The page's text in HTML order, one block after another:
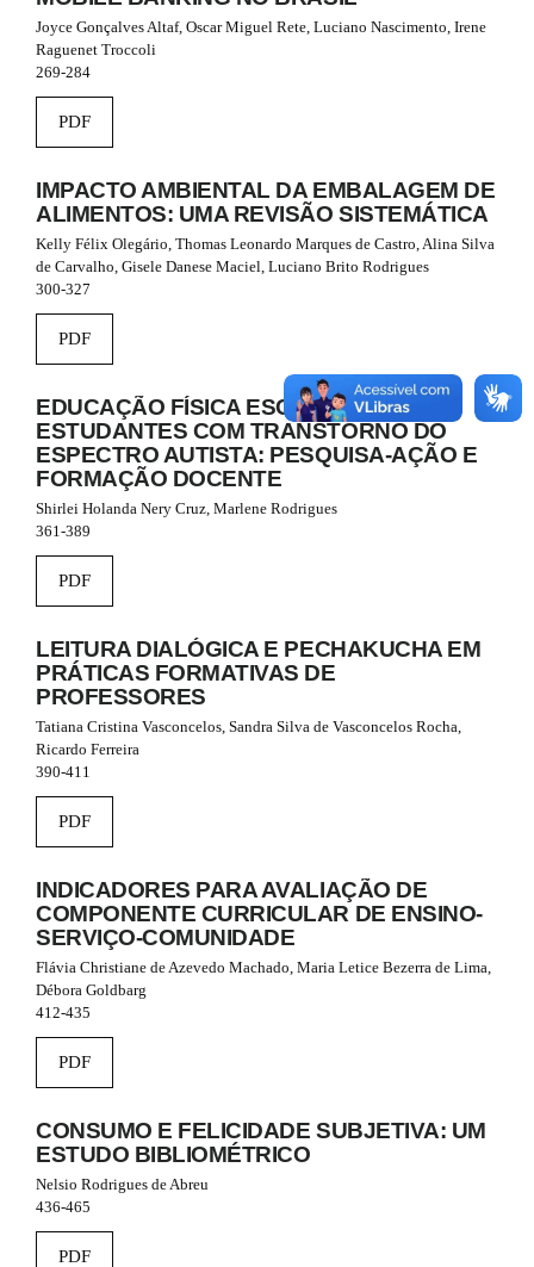
m
e
s
.
b
o
s
t
p
c
e
s
s
i
b
l
e
n
u
.
i
d
e
b
r
#
Joyce Gonçalves Altaf, Oscar Miguel Rete, Luciano Nascimento, Irene
Raguenet Troccoli
269-284
PDF
IMPACTO AMBIENTAL DA EMBALAGEM DE
ALIMENTOS: UMA REVISÃO SISTEMÁTICA
Kelly Félix Olegário, Thomas Leonardo Marques de Castro, Alina Silva
de Carvalho, Gisele Danese Maciel, Luciano Brito Rodrigues
300-327
PDF
EDUCAÇÃO FÍSICA ESCOLAR E
ESTUDANTES COM TRANSTORNO DO
ESPECTRO AUTISTA: PESQUISA-AÇÃO E
FORMAÇÃO DOCENTE
Shirlei Holanda Nery Cruz, Marlene Rodrigues
361-389
PDF
LEITURA DIALÓGICA E PECHAKUCHA EM
PRÁTICAS FORMATIVAS DE
PROFESSORES
Tatiana Cristina Vasconcelos, Sandra Silva de Vasconcelos Rocha,
Ricardo Ferreira
390-411
PDF
INDICADORES PARA AVALIAÇÃO DE
COMPONENTE CURRICULAR DE ENSINO-
SERVIÇO-COMUNIDADE
Flávia Christiane de Azevedo Machado, Maria Letice Bezerra de Lima,
Débora Goldbarg
412-435
PDF
CONSUMO E FELICIDADE SUBJETIVA: UM
ESTUDO BIBLIOMÉTRICO
Nelsio Rodrigues de Abreu
436-465
PDF